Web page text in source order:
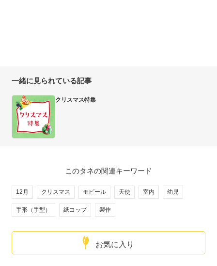
一緒に見られている記事
クリスマス特集
お気に入り
このタネの関連キーワード
12月 クリスマス モビール 天使 室内 幼児
手形（手型） 紙コップ 製作